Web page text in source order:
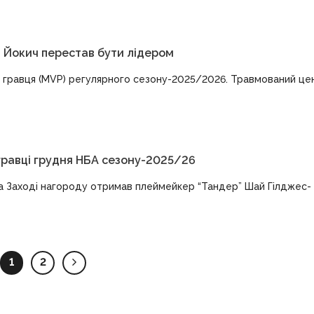
перестав бути лідером
гравця (MVP) регулярного сезону-2025/2026. Травмований
грудня НБА сезону-2025/26
Заході нагороду отримав плеймейкер “Тандер” Шай Гілджес-
1 2